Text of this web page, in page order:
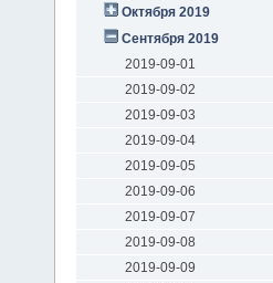
Октября 2019
Сентября 2019
2019-09-01
2019-09-02
2019-09-03
2019-09-04
2019-09-05
2019-09-06
2019-09-07
2019-09-08
2019-09-09